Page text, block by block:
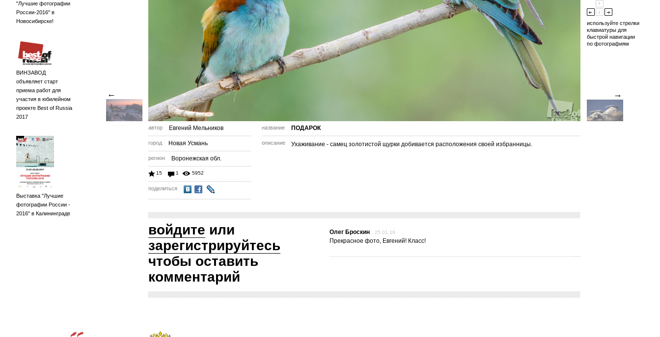
"Лучшие фотографии
России-2016" в
Новосибирске!
ВИНЗАВОД
объявляет старт
приема работ для
участия в юбилейном
проекте Best of Russia
2017
Выставка "Лучшие
фотографии России -
2016" в Калининграде
← →
используйте стрелки
клавиатуры для
быстрой навигации
по фотографиям
автор Евгений Мельников
город Новая Усмань
регион Воронежская обл.
15 1 5952
поделиться
название ПОДАРОК
описание Ухаживание - самец золотистой щурки добивается расположения своей избранницы.
войдите или
зарегистрируйтесь
чтобы оставить
комментарий
Олег Броскин 25.01.16
Прекрасное фото, Евгений! Класс!